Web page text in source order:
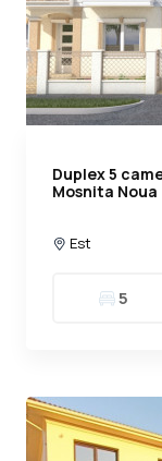
Duplex 5
Mosnita Noua
Est
5